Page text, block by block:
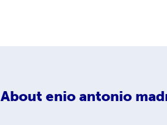
About enio antonio